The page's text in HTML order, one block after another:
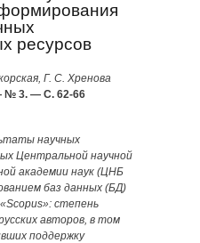
ресурсов
Г. С. Хренова
№ 3. — С. 62-66
научных
Центральной научной
академии наук (ЦНБ
баз данных (БД)
степень
авторов, в том
поддержку